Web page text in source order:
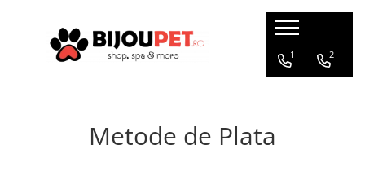
Caini
Pisici
Recompense pisici
1 2
Metode de Plata